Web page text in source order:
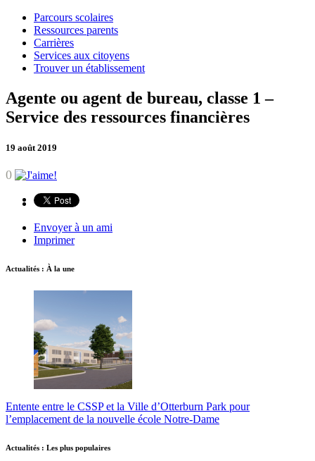
Parcours scolaires
Ressources parents
Carrières
Services aux citoyens
Trouver un établissement
Agente ou agent de bureau, classe 1 –
Service des ressources financières
19 août 2019
0
Envoyer à un ami
Imprimer
Actualités : À la une
Entente entre le CSSP et la Ville d’Otterburn Park pour
l’emplacement de la nouvelle école Notre-Dame
Actualités : Les plus populaires